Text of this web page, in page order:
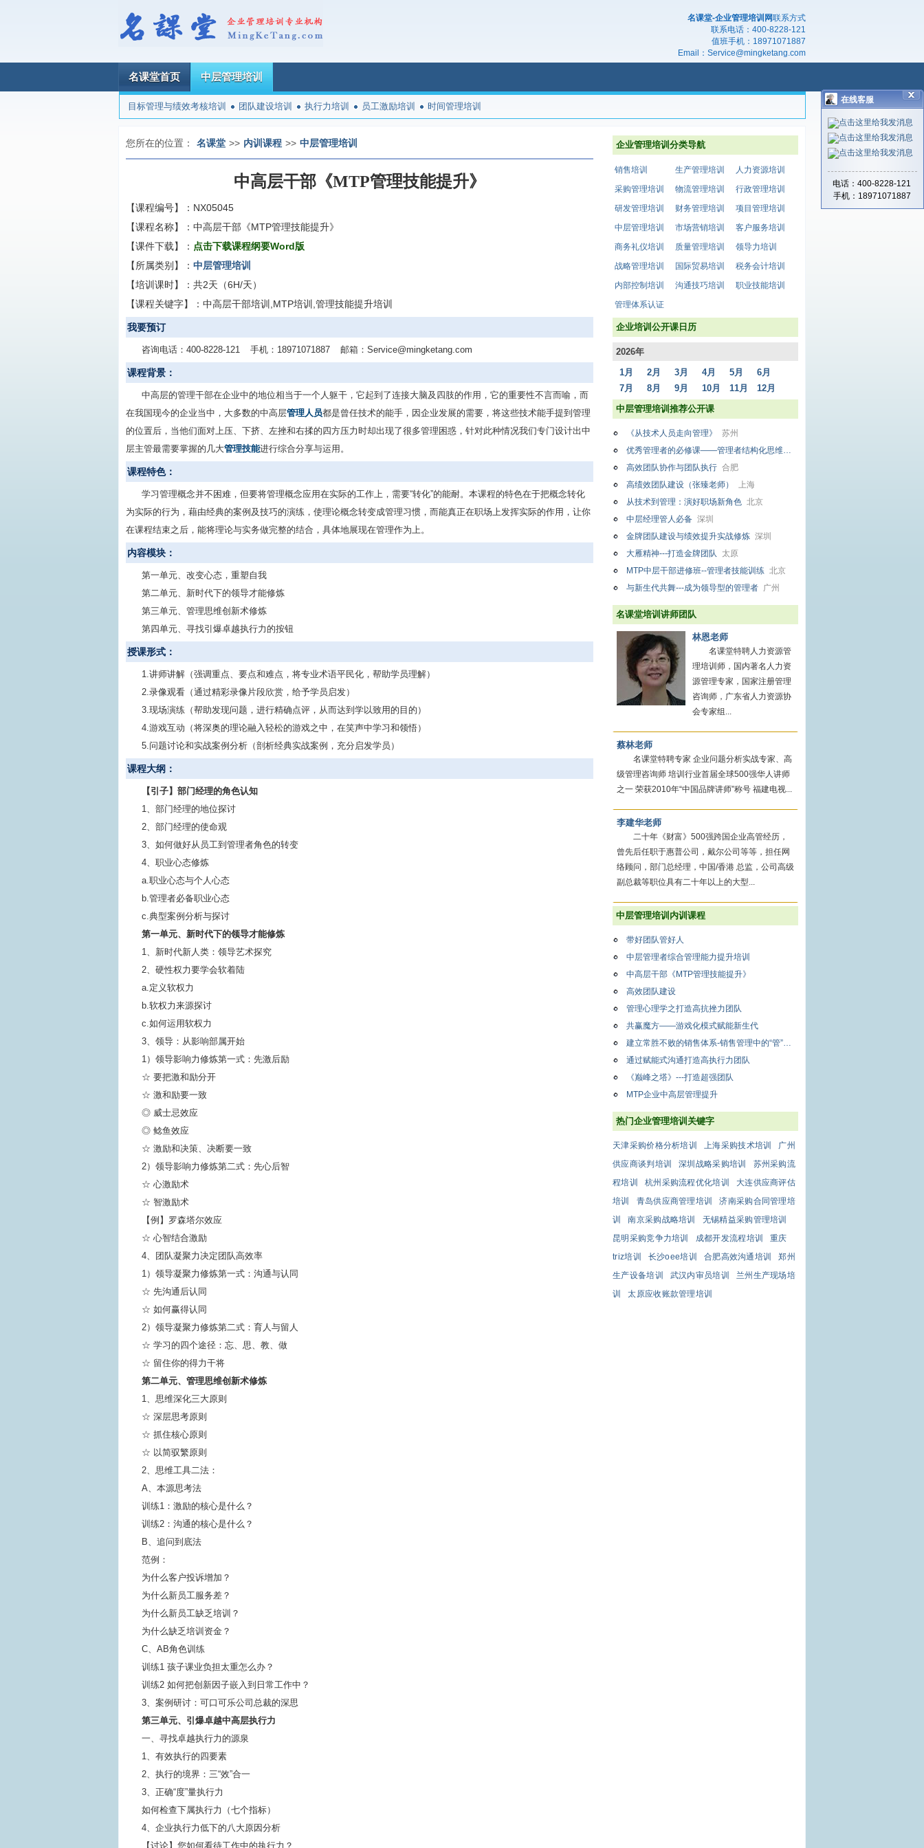
名课堂-企业管理培训网联系方式
联系电话： 400-8228-121
值班手机： 18971071887
Email： Service@mingketang.com
名课堂首页 中层管理培训
目标管理与绩效考核培训 团队建设培训 执行力培训 员工激励培训 时间管理培训
您所在的位置： 名课堂 >> 内训课程 >> 中层管理培训
中高层干部《MTP管理技能提升》
【课程编号】： NX05045
【课程名称】： 中高层干部《MTP管理技能提升》
【课件下载】： 点击下载课程纲要Word版
【所属类别】： 中层管理培训
【培训课时】： 共2天（6H/天）
【课程关键字】： 中高层干部培训,MTP培训,管理技能提升培训
我要预订
咨询电话：400-8228-121 手机： 18971071887 邮箱：Service@mingketang.com
课程背景：
中高层的管理干部在企业中的地位相当于一个人躯干，它起到了连接大脑及四肢的作用，它的重要性不言而喻，而
在我国现今的企业当中，大多数的中高层管理人员都是曾任技术的能手，因企业发展的需要，将这些技术能手提到管理
的位置后，当他们面对上压、下挤、左挫和右揉的四方压力时却出现了很多管理困惑，针对此种情况我们专门设计出中
层主管最需要掌握的几大管理技能进行综合分享与运用。
课程特色：
学习管理概念并不困难，但要将管理概念应用在实际的工作上，需要“转化”的能耐。本课程的特色在于把概念转化
为实际的行为，藉由经典的案例及技巧的演练，使理论概念转变成管理习惯，而能真正在职场上发挥实际的作用，让你
在课程结束之后，能将理论与实务做完整的结合，具体地展现在管理作为上。
内容模块：
第一单元、改变心态，重塑自我
第二单元、新时代下的领导才能修炼
第三单元、管理思维创新术修炼
第四单元、寻找引爆卓越执行力的按钮
授课形式：
1.讲师讲解（强调重点、要点和难点，将专业术语平民化，帮助学员理解）
2.录像观看（通过精彩录像片段欣赏，给予学员启发）
3.现场演练（帮助发现问题，进行精确点评，从而达到学以致用的目的）
4.游戏互动（将深奥的理论融入轻松的游戏之中，在笑声中学习和领悟）
5.问题讨论和实战案例分析（剖析经典实战案例，充分启发学员）
课程大纲：
【引子】部门经理的角色认知
1、部门经理的地位探讨
2、部门经理的使命观
3、如何做好从员工到管理者角色的转变
4、职业心态修炼
a.职业心态与个人心态
b.管理者必备职业心态
c.典型案例分析与探讨
第一单元、新时代下的领导才能修炼
1、新时代新人类：领导艺术探究
2、硬性权力要学会软着陆
a.定义软权力
b.软权力来源探讨
c.如何运用软权力
3、领导：从影响部属开始
1）领导影响力修炼第一式：先激后励
☆ 要把激和励分开
☆ 激和励要一致
◎ 威士忌效应
◎ 鲶鱼效应
☆ 激励和决策、决断要一致
2）领导影响力修炼第二式：先心后智
☆ 心激励术
☆ 智激励术
【例】罗森塔尔效应
☆ 心智结合激励
4、团队凝聚力决定团队高效率
1）领导凝聚力修炼第一式：沟通与认同
☆ 先沟通后认同
☆ 如何赢得认同
2）领导凝聚力修炼第二式：育人与留人
☆ 学习的四个途径：忘、思、教、做
☆ 留住你的得力干将
第二单元、管理思维创新术修炼
1、思维深化三大原则
☆ 深层思考原则
☆ 抓住核心原则
☆ 以简驭繁原则
2、思维工具二法：
A、本源思考法
训练1：激励的核心是什么？
训练2：沟通的核心是什么？
B、追问到底法
范例：
为什么客户投诉增加？
为什么新员工服务差？
为什么新员工缺乏培训？
为什么缺乏培训资金？
C、AB角色训练
训练1 孩子课业负担太重怎么办？
训练2 如何把创新因子嵌入到日常工作中？
3、案例研讨：可口可乐公司总裁的深思
第三单元、引爆卓越中高层执行力
一、寻找卓越执行力的源泉
1、有效执行的四要素
2、执行的境界：三“效”合一
3、正确“度”量执行力
如何检查下属执行力（七个指标）
4、企业执行力低下的八大原因分析
【讨论】您如何看待工作中的执行力？
企业管理培训分类导航
销售培训 生产管理培训
人力资源培训
采购管理培训
物流管理培训
行政管理培训
研发管理培训
财务管理培训
项目管理培训
中层管理培训
市场营销培训
客户服务培训
商务礼仪培训
质量管理培训
领导力培训
战略管理培训
国际贸易培训
税务会计培训
内部控制培训
沟通技巧培训
职业技能培训
管理体系认证
企业培训公开课日历
2026年
1月
2月 3月 4月 5月
6月
7月
8月 9月 10月 11月
12月
中层管理培训推荐公开课
《从技术人员走向管理》
苏州
优秀管理者的必修课——管理者结构化思维北京
高效团队协作与团队执行 合肥
高绩效团队建设（张臻老师）
上海
从技术到管理：演好职场新角色 北京
中层经理管人必备 深圳
金牌团队建设与绩效提升实战修炼 深圳
大雁精神---打造金牌团队
太原
MTP中层干部进修班--管理者技能训练 北京
与新生代共舞---成为领导型的管理者 广州
名课堂培训讲师团队
林恩老师
名课堂特聘人力资源管
理培训师，国内著名人力资
源管理专家，国家注册管理
咨询师，广东省人力资源协
会专家组...
蔡林老师
名课堂特聘专家 企业问题分析实战专家、高
级管理咨询师 培训行业首届全球500强华人讲师
之一 荣获2010年“中国品牌讲师”称号 福建电视...
李建华老师
二十年《财富》500强跨国企业高管经历，
曾先后任职于惠普公司，戴尔公司等等，担任网
络顾问，部门总经理，中国/香港 总监，公司高级
副总裁等职位具有二十年以上的大型...
中层管理培训内训课程
带好团队管好人
中层管理者综合管理能力提升培训
中高层干部《MTP管理技能提升》
高效团队建设
管理心理学之打造高抗挫力团队
共赢魔方——游戏化模式赋能新生代
建立常胜不败的销售体系-销售管理中的“管”和“理”
通过赋能式沟通打造高执行力团队
《巅峰之塔》---打造超强团队
MTP企业中高层管理提升
热门企业管理培训关键字
天津采购价格分析培训 上海采购技术培训
广州
供应商谈判培训
深圳战略采购培训
苏州采购流
程培训
杭州采购流程优化培训
大连供应商评估
培训
青岛供应商管理培训
济南采购合同管理培
训
南京采购战略培训
无锡精益采购管理培训
昆明采购竞争力培训
成都开发流程培训
重庆
triz培训
长沙oee培训 合肥高效沟通培训
郑州
生产设备培训
武汉内审员培训
兰州生产现场培
训
太原应收账款管理培训
在线客服
电话：400-8228-121
手机：18971071887